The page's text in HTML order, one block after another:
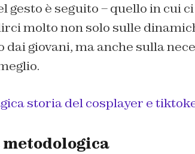
gesto è seguito – quello in cui
molto non solo sulle
giovani, ma anche sulla
storia del cosplayer e
metodologica